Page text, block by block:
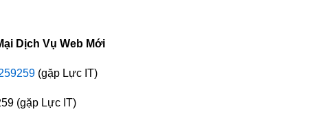
Dịch Vụ Web Mới
(gặp Lực IT)
(gặp Lực IT)